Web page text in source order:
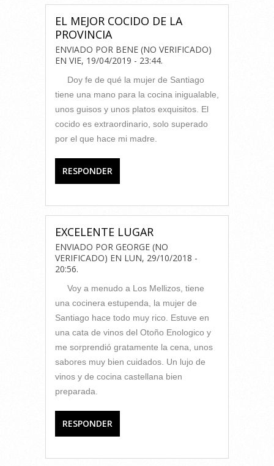
EL MEJOR COCIDO DE LA
PROVINCIA
ENVIADO POR BENE (NO VERIFICADO)
EN VIE, 19/04/2019 - 23:44.
Doy fe de qué la mujer de Santiago
tiene una mano para la cocina inigualable,
unos guisos y unos platos exquisitos. El
cocido es extraordinario, solo superado
por el que hace mi madre.
RESPONDER
EXCELENTE LUGAR
ENVIADO POR GEORGE (NO
VERIFICADO) EN LUN, 29/10/2018 -
20:56.
Voy a menudo a Los Mellizos, tiene
una cocinera estupenda, la mujer de
Santiago hace todo muy rico. Estuve en
una cata de vinos del Otoño Enologico y
me sorprendió gratamente la cena, unos
sabores muy bien cuidados. Un lujo de
vinos y de cocina castellana bien
preparada.
RESPONDER